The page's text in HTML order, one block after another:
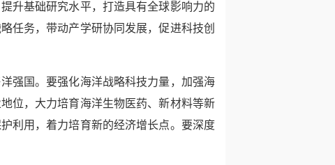
升基础研究水平，打造具有全球影响力的
任务，带动产学研协同发展，促进科技创
强国。要强化海洋战略科技力量，加强海
位，大力培育海洋生物医药、新材料等新
利用，着力培育新的经济增长点。要深度